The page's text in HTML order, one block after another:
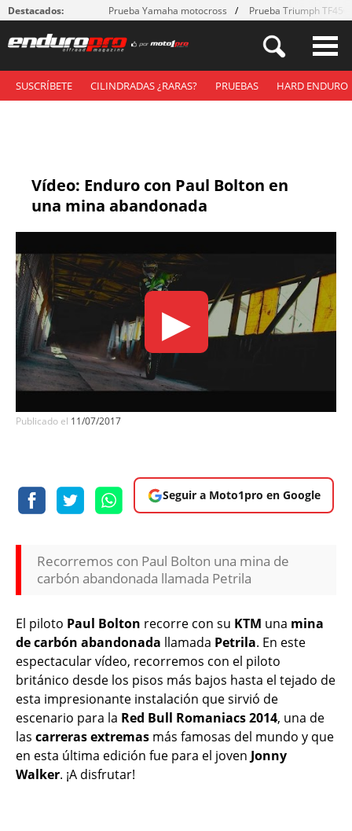
Destacados: Prueba Yamaha motocross Prueba Triumph
SUSCRÍBETE CILINDRADAS ¿RARAS? PRUEBAS HARD ENDURO
Vídeo: Enduro con Paul Bolton en
una mina abandonada
▶
Publicado el 11/07/2017
Seguir a Moto1pro en Google
Recorremos con Paul Bolton una mina de
carbón abandonada llamada Petrila
El piloto Paul Bolton recorre con su KTM una mina
de carbón abandonada llamada Petrila. En este
espectacular vídeo, recorremos con el piloto
británico desde los pisos más bajos hasta el tejado de
esta impresionante instalación que sirvió de
escenario para la Red Bull Romaniacs 2014, una de
las carreras extremas más famosas del mundo y que
en esta última edición fue para el joven Jonny
Walker. ¡A disfrutar!